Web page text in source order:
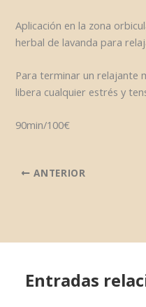
Aplicación en la zona
herbal de lavanda para
Para terminar un relajante
libera cualquier estrés y
90min/100€
ANTERIOR
Entradas